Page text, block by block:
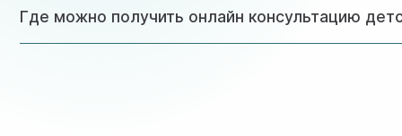
комплексное обследование, выявит причины и составит
Где можно получить онлайн консультацию